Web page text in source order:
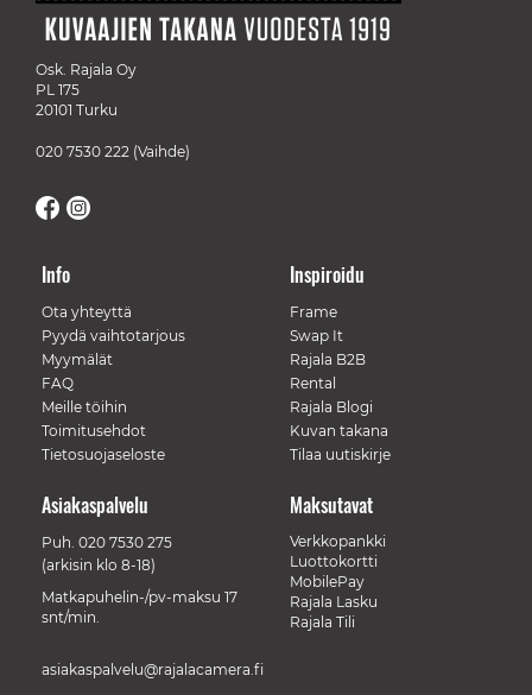
Osk. Rajala Oy
PL 175
20101 Turku
020 7530 222 (Vaihde)
Info
Ota yhteyttä
Pyydä vaihtotarjous
Myymälät
FAQ
Meille töihin
Toimitusehdot
Tietosuojaseloste
Inspiroidu
Frame
Swap It
Rajala B2B
Rental
Rajala Blogi
Kuvan takana
Tilaa uutiskirje
Maksutavat
Verkkopankki
Luottokortti
MobilePay
Rajala Lasku
Rajala Tili
Asiakaspalvelu
Puh. 020 7530 275
(arkisin klo 8-18)
Matkapuhelin-/pv-maksu 17
snt/min.
asiakaspalvelu@rajalacamera.fi